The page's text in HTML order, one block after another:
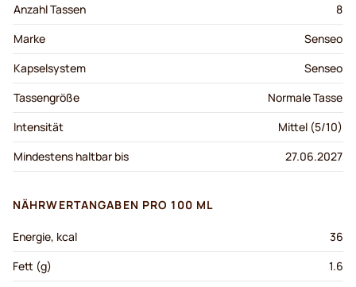
Anzahl Tassen
8
Marke
Senseo
Kapselsystem
Senseo
Tassengröße
Normale Tasse
Intensität
Mittel (5/10)
Mindestens haltbar bis
27.06.2027
NÄHRWERTANGABEN PRO 100 ML
Energie, kcal
36
Fett (g)
1.6